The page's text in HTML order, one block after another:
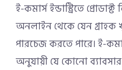
ই-কমার্স ইন্ডাস্ট্রিতে
অনলাইন থেকে যেন গ্রাহক
পারচেজ করতে পারে। ই-
অনুযায়ী যে কোনো